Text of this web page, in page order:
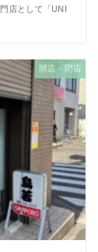
店として「UNI
開店・閉店